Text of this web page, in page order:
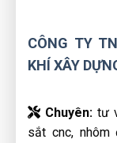
CÔNG TY
KHÍ XÂY
Chuyên: tư
sắt cnc, nhôm